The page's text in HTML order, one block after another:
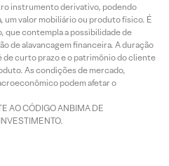
instrumento derivativo, podendo
um valor mobiliário ou produto físico. É
que contempla a possibilidade de
de alavancagem financeira. A duração
de curto prazo e o patrimônio do cliente
As condições de mercado,
podem afetar o
AO CÓDIGO ANBIMA DE